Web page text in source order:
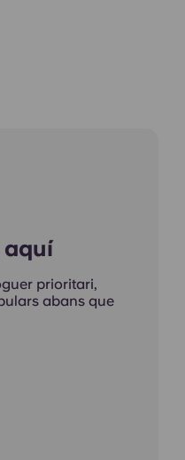
aquí
prioritari,
abans que